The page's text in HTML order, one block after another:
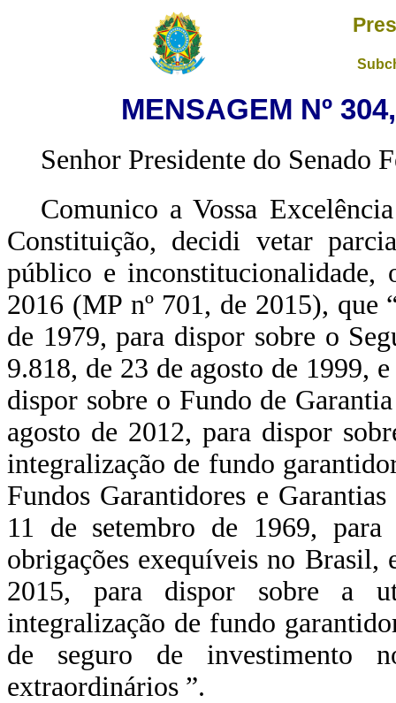
MENSAGEM Nº
Senhor Presidente do Senado
Comunico a Vossa
Constituição, decidi vetar
público e inconstitucionalidade,
2016 (MP nº 701, de 2015), que
de 1979, para dispor sobre o
9.818, de 23 de agosto de 1999,
dispor sobre o Fundo de
agosto de 2012, para dispor
integralização de fundo
Fundos Garantidores e
11 de setembro de 1969,
obrigações exequíveis no Brasil,
2015, para dispor sobre a
integralização de fundo
de seguro de investimento
extraordinários ”.